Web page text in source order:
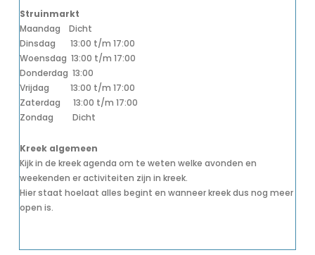
Struinmarkt
Maandag Dicht
Dinsdag 13:00 t/m 17:00
Woensdag 13:00 t/m 17:00
Donderdag 13:00
Vrijdag 13:00 t/m 17:00
Zaterdag 13:00 t/m 17:00
Zondag Dicht
Kreek algemeen
Kijk in de kreek agenda om te weten welke avonden en
weekenden er activiteiten zijn in kreek.
Hier staat hoelaat alles begint en wanneer kreek dus nog meer
open is.